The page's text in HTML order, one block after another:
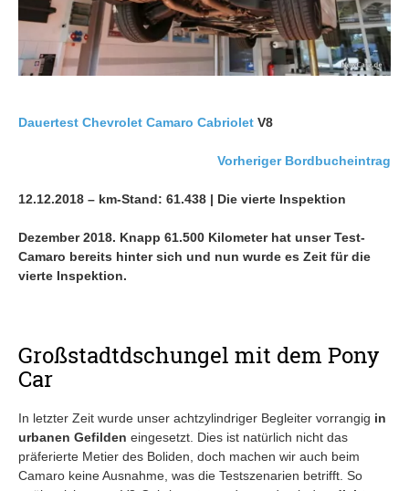
Dauertest Chevrolet Camaro Cabriolet V8
Vorheriger Bordbucheintrag
12.12.2018 – km-Stand: 61.438 | Die vierte Inspektion
Dezember 2018. Knapp 61.500 Kilometer hat unser Test-
Camaro bereits hinter sich und nun wurde es Zeit für die
vierte Inspektion.
Großstadtdschungel mit dem Pony
Car
In letzter Zeit wurde unser achtzylindriger Begleiter vorrangig in
urbanen Gefilden eingesetzt. Dies ist natürlich nicht das
präferierte Metier des Boliden, doch machen wir auch beim
Camaro keine Ausnahme, was die Testszenarien betrifft. So